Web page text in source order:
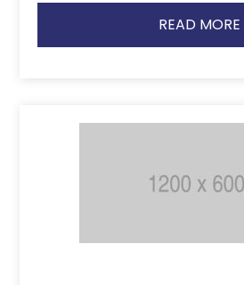
READ MORE